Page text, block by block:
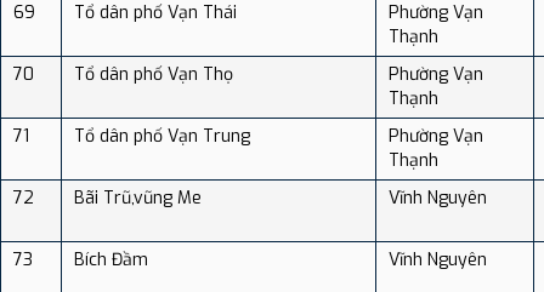
69
Tổ dân phố Vạn Thái
Phường Vạn
Thạnh
70
Tổ dân phố Vạn Thọ
Phường Vạn
Thạnh
71
Tổ dân phố Vạn Trung
Phường Vạn
Thạnh
72
Bãi Trũ,vũng Me Vĩnh Nguyên
73 Bích Đầm Vĩnh Nguyên